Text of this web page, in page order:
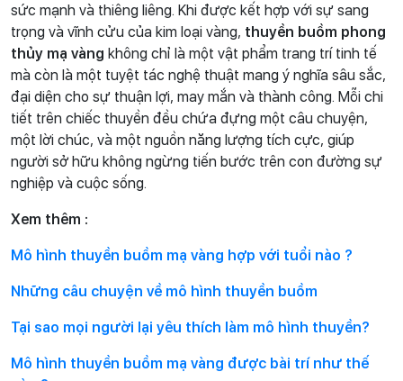
sức mạnh và thiêng liêng. Khi được kết hợp với sự sang
trọng và vĩnh cửu của kim loại vàng, thuyền buồm phong
thủy mạ vàng không chỉ là một vật phẩm trang trí tinh tế
mà còn là một tuyệt tác nghệ thuật mang ý nghĩa sâu sắc,
đại diện cho sự thuận lợi, may mắn và thành công. Mỗi chi
tiết trên chiếc thuyền đều chứa đựng một câu chuyện,
một lời chúc, và một nguồn năng lượng tích cực, giúp
người sở hữu không ngừng tiến bước trên con đường sự
nghiệp và cuộc sống.
Xem thêm :
Mô hình thuyền buồm mạ vàng hợp với tuổi nào ?
Những câu chuyện về mô hình thuyền buồm
Tại sao mọi người lại yêu thích làm mô hình thuyền?
Mô hình thuyền buồm mạ vàng được bài trí như thế